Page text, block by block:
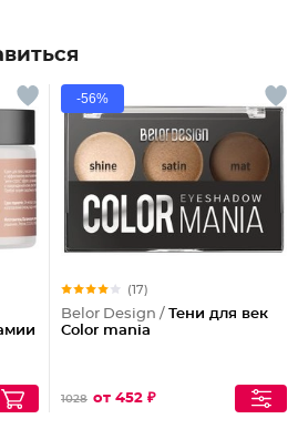
-56%
(17)
Belor Design / Тени для век
Color mania
1028 от 452 ₽